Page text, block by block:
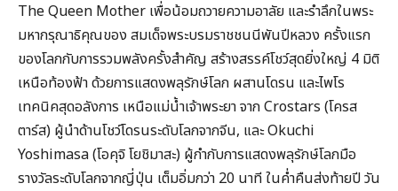
The Queen Mother เพื่อน้อมถวายความอาลัย และรำลึกในพระ
มหากรุณาธิคุณของ สมเด็จพระบรมราชชนนีพันปีหลวง ครั้งแรก
ของโลกกับการรวมพลังครั้งสำคัญ สร้างสรรค์โชว์สุดยิ่งใหญ่ 4 มิติ
เหนือท้องฟ้า ด้วยการแสดงพลุรักษ์โลก ผสานโดรน และไพโร
เทคนิคสุดอลังการ เหนือแม่น้ำเจ้าพระยา จาก Crostars (โครส
ตาร์ส) ผู้นำด้านโชว์โดรนระดับโลกจากจีน, และ Okuchi
Yoshimasa (โอคุจิ โยชิมาสะ) ผู้กำกับการแสดงพลุรักษ์โลกมือ
รางวัลระดับโลกจากญี่ปุ่น เต็มอิ่มกว่า 20 นาที ในค่ำคืนส่งท้ายปี วัน